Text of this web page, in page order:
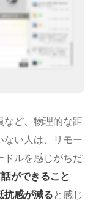
など、物理的な距
ない人は、リモー
ドルを感じがちだ
ができること
抗感が減る と感じ